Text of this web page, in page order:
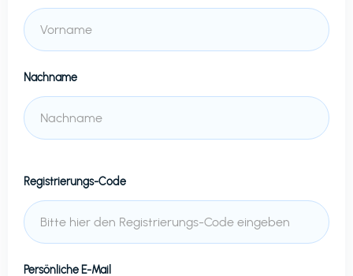
Nachname
Registrierungs-Code
Persönliche E-Mail